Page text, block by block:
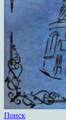
Поиск